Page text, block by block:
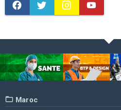
Maroc